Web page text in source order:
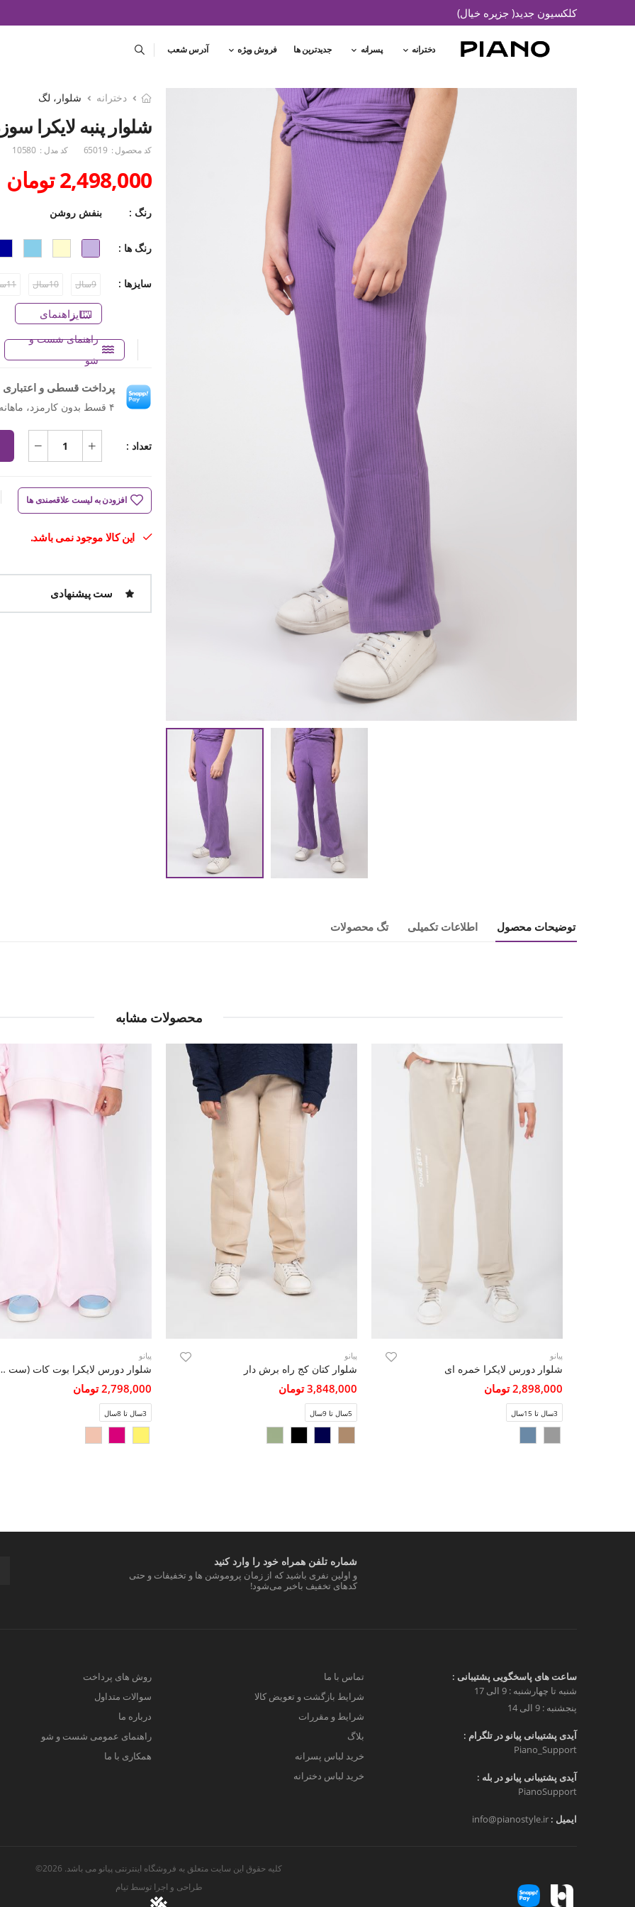
کلکسیون جدید( جزیره خیال)
دخترانه پسرانه جدیدترین ها فروش ویژه آدرس شعب
دخترانه شلوار، لگ
شلوار پنبه لایکرا
کد محصول : 65019 کد مدل : 10580
2,498,000 تومان
رنگ : بنفش روشن
رنگ ها :
سایزها : 9سال 10سال 11سال
راهنمای سایز
راهنمای شست و
شو
پرداخت قسطی و اعتباری
۴ قسط بدون کارمزد، ماهانه ۶۲۴٬۵۰۰ تومان
تعداد :
افزودن به لیست علاقه‌مندی ها
این کالا موجود نمی باشد.
ست پیشنهادی
توضیحات محصول اطلاعات تکمیلی تگ محصولات
محصولات مشابه
پیانو
شلوار دورس لایکرا خمره ای
2,898,000 تومان
3سال تا 15سال
پیانو
شلوار کتان کج راه برش دار
3,848,000 تومان
5سال تا 9سال
پیانو
شلوار دورس
2,798,000 تومان
3سال تا 8سال
شماره تلفن همراه خود را وارد کنید
و اولین نفری باشید که از زمان پروموشن ها و تخفیفات و حتی
کدهای تخفیف باخبر می‌شود!
ساعت های پاسخگویی پشتیبانی :
شنبه تا چهارشنبه : 9 الی 17
پنجشنبه : 9 الی 14
آیدی پشتیبانی پیانو در تلگرام :
Piano_Support
آیدی پشتیبانی پیانو در بله :
PianoSupport
ایمیل : info@pianostyle.ir
تماس با ما
شرایط بازگشت و تعویض کالا
شرایط و مقررات
بلاگ
خرید لباس پسرانه
خرید لباس دخترانه
روش های پرداخت
سوالات متداول
درباره ما
راهنمای عمومی شست و شو
همکاری با ما
کلیه حقوق این سایت متعلق به فروشگاه اینترنتی پیانو می باشد. 2026©
طراحی و اجرا توسطتیام